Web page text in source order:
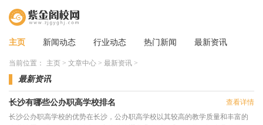
主页 新闻动态 行业动态 热门新闻 最新资讯
当前位置： 主页 > 文章中心 > 最新资讯 >
最新资讯
长沙有哪些公办职高学校排名
查看详情
长沙公办职高学校的优势在长沙，公办职高学校以其较高的教学质量和丰富的